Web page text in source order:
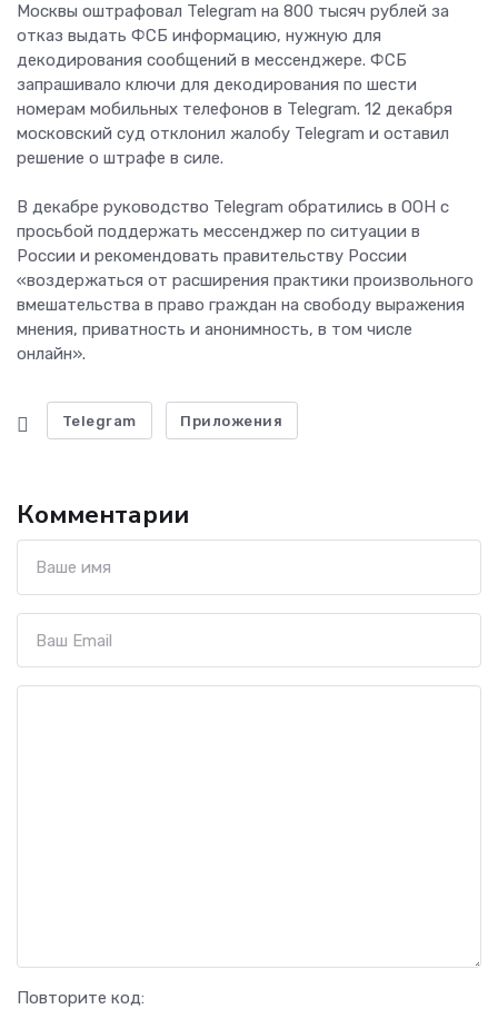
Москвы оштрафовал Telegram на 800 тысяч рублей за
отказ выдать ФСБ информацию, нужную для
декодирования сообщений в мессенджере. ФСБ
запрашивало ключи для декодирования по шести
номерам мобильных телефонов в Telegram. 12 декабря
московский суд отклонил жалобу Telegram и оставил
решение о штрафе в силе.
В декабре руководство Telegram обратились в ООН с
просьбой поддержать мессенджер по ситуации в
России и рекомендовать правительству России
«воздержаться от расширения практики произвольного
вмешательства в право граждан на свободу выражения
мнения, приватность и анонимность, в том числе
онлайн».
Telegram Приложения
Комментарии
Повторите код: